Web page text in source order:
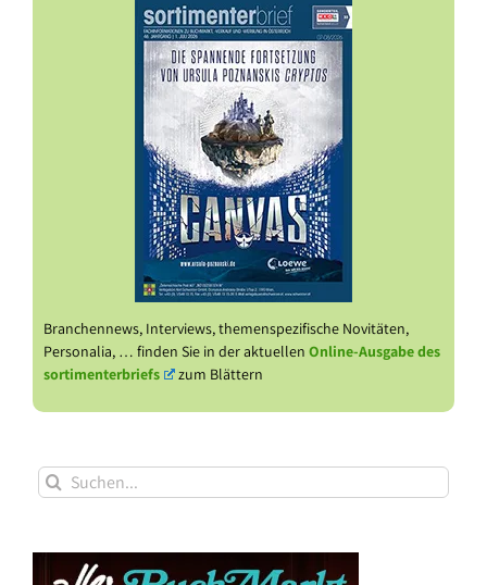
Branchennews, Interviews, themenspezifische Novitäten,
Personalia, … finden Sie in der aktuellen Online-Ausgabe des
sortimenterbriefs
zum Blättern
Suche
nach: